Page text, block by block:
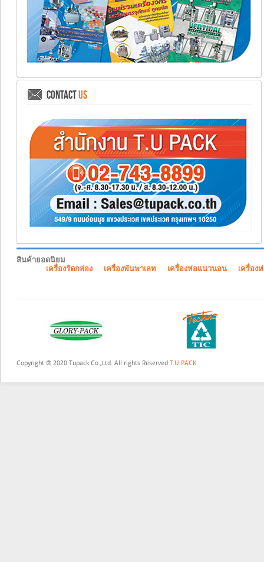
CONTACTUS
สินค้ายอดนิยม
เครื่องรัดกล่อง
เครื่องพันพาเลท เครื่องห่อแนวนอน เครื่อง
Copyright ® 2020 Tupack Co.,Ltd. All rights Reserved T.U PACK